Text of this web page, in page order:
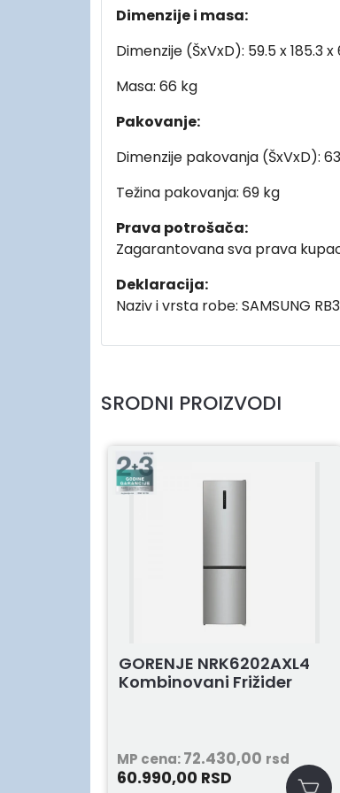
Dimenzije i masa:
Dimenzije (ŠxVxD): 59.5 x 185.3
Masa: 66 kg
Pakovanje:
Dimenzije pakovanja (ŠxVxD):
Težina pakovanja: 69 kg
Prava potrošača:
Zagarantovana sva prava
Deklaracija:
Naziv i vrsta robe: SAMSUNG
SRODNI PROIZVODI
GORENJE NRK6202AXL4
Kombinovani Frižider
MP cena:72.430,00 rsd
60.990,00 RSD